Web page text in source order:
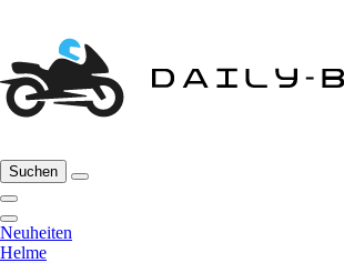
Suchen
Neuheiten
Helme